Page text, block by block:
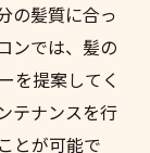
の髪質に合っ
ンでは、髪の
を提案してく
テナンスを行
とが可能で